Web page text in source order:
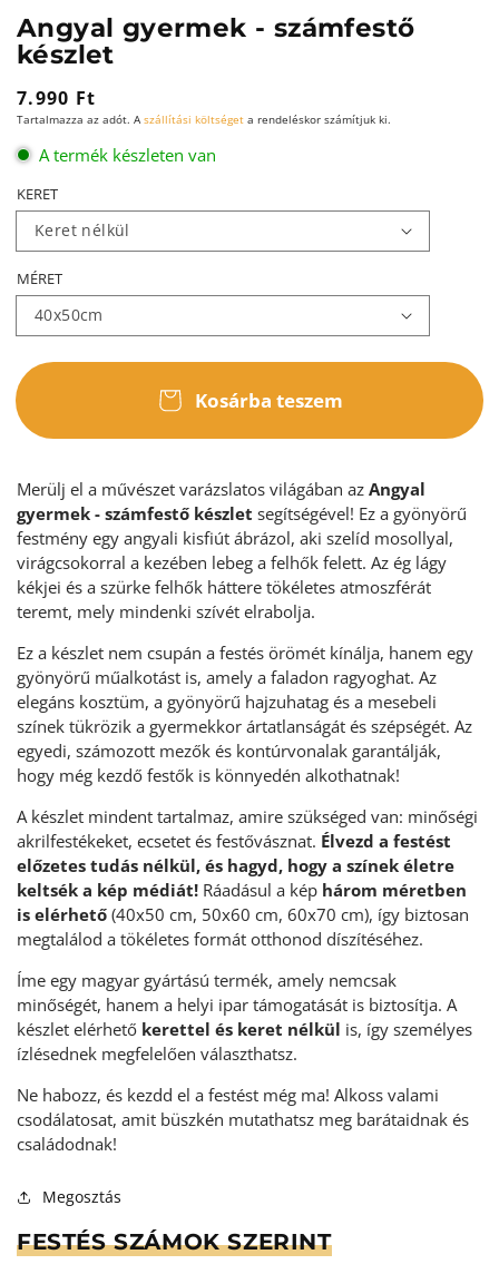
Angyal gyermek - számfestő
készlet
Normál
ár
7.990 Ft
Tartalmazza az adót. A szállítási költséget a rendeléskor számítjuk ki.
A termék készleten van
KERET
MÉRET
Kosárba teszem
Merülj el a művészet varázslatos világában az Angyal
gyermek - számfestő készlet segítségével! Ez a gyönyörű
festmény egy angyali kisfiút ábrázol, aki szelíd mosollyal,
virágcsokorral a kezében lebeg a felhők felett. Az ég lágy
kékjei és a szürke felhők háttere tökéletes atmoszférát
teremt, mely mindenki szívét elrabolja.
Ez a készlet nem csupán a festés örömét kínálja, hanem egy
gyönyörű műalkotást is, amely a faladon ragyoghat. Az
elegáns kosztüm, a gyönyörű hajzuhatag és a mesebeli
színek tükrözik a gyermekkor ártatlanságát és szépségét. Az
egyedi, számozott mezők és kontúrvonalak garantálják,
hogy még kezdő festők is könnyedén alkothatnak!
A készlet mindent tartalmaz, amire szükséged van: minőségi
akrilfestékeket, ecsetet és festővásznat. Élvezd a festést
előzetes tudás nélkül, és hagyd, hogy a színek életre
keltsék a kép médiát! Ráadásul a kép három méretben
is elérhető (40x50 cm, 50x60 cm, 60x70 cm), így biztosan
megtalálod a tökéletes formát otthonod díszítéséhez.
Íme egy magyar gyártású termék, amely nemcsak
minőségét, hanem a helyi ipar támogatását is biztosítja. A
készlet elérhető kerettel és keret nélkül is, így személyes
ízlésednek megfelelően választhatsz.
Ne habozz, és kezdd el a festést még ma! Alkoss valami
csodálatosat, amit büszkén mutathatsz meg barátaidnak és
családodnak!
Megosztás
FESTÉS SZÁMOK SZERINT